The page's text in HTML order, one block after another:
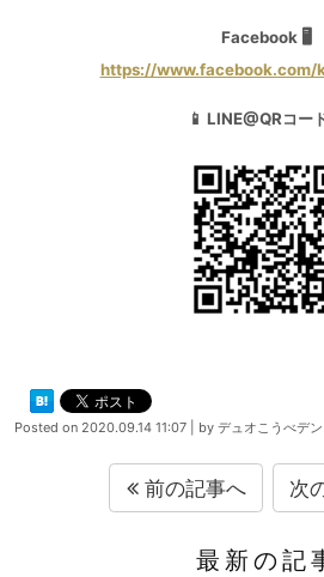
Facebook 🖥
https://www.facebook.com/
📱 LINE@QRコー
Posted on 2020.09.14 11:07 by デュオこうべデ
前の記事へ 次
最新の記